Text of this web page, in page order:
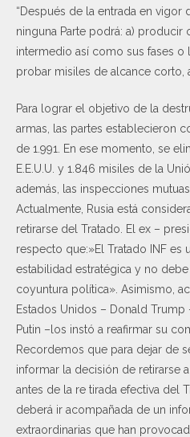
“Después de la entrada en vigor
ninguna Parte podrá: a)
intermedio así como sus fases
probar misiles de alcance corto,
Para lograr el objetivo de la
armas, las partes establecieron
de 1.991. En ese momento, se
E.E.U.U. y 1.846 misiles de la
además, las inspecciones
Actualmente, Rusia está
retirarse del Tratado. El ex –
respecto que:»El Tratado INF
estabilidad estratégica y no
coyuntura política». Asimismo,
Estados Unidos – Donald
Putin –los instó a reafirmar su
Recordemos que para dejar de
informar la decisión de retirarse
antes de la re tirada efectiva del
deberá ir acompañada de un
extraordinarias que han